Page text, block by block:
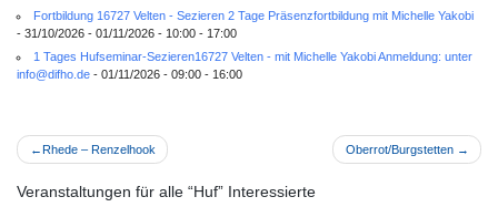
Fortbildung 16727 Velten - Sezieren 2 Tage Präsenzfortbildung mit Michelle Yakobi
- 31/10/2026 - 01/11/2026 - 10:00 - 17:00
1 Tages Hufseminar-Sezieren16727 Velten - mit Michelle Yakobi Anmeldung: unter
info@difho.de - 01/11/2026 - 09:00 - 16:00
Beitragsnavigation
Rhede – Renzelhook Oberrot/Burgstetten
Veranstaltungen für alle “Huf” Interessierte